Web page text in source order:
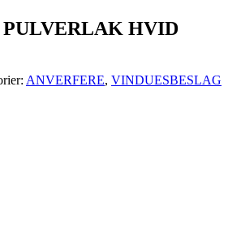
HVID
ANVERFERE, VINDUESBESLAG